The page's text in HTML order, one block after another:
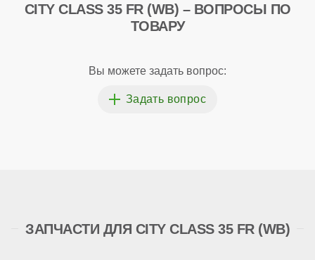
CITY CLASS 35 FR (WB) – ВОПРОСЫ ПО
ТОВАРУ
Вы можете задать вопрос:
ЗАПЧАСТИ ДЛЯ CITY CLASS 35 FR (WB)